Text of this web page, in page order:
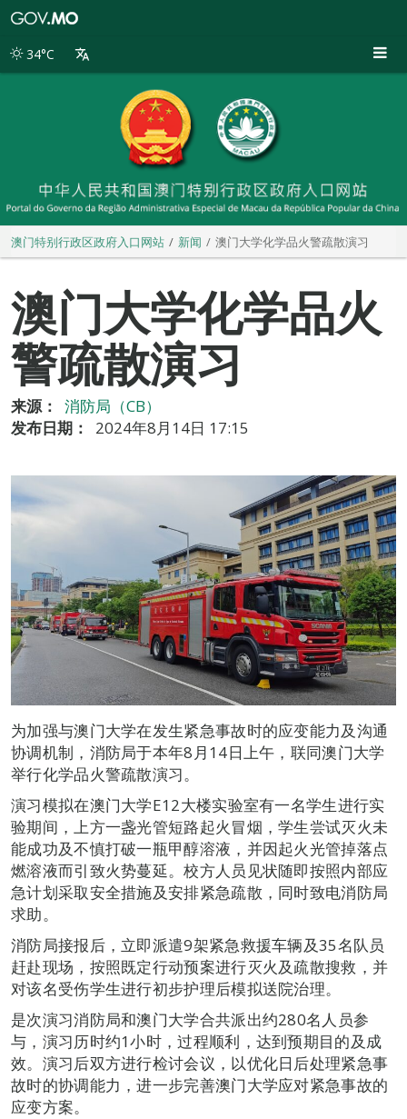
别
34°C
澳门特别行政区政府入口网站 新闻 澳门大学化学品火警疏散演习
澳门大学化学品火
警疏散演习
来源：
消防局（CB）
发布日期：
2024年8月14日 17:15
为加强与澳门大学在发生紧急事故时的应变能力及沟通
协调机制，消防局于本年8月14日上午，联同澳门大学
举行化学品火警疏散演习。
演习模拟在澳门大学E12大楼实验室有一名学生进行实
验期间，上方一盏光管短路起火冒烟，学生尝试灭火未
能成功及不慎打破一瓶甲醇溶液，并因起火光管掉落点
燃溶液而引致火势蔓延。校方人员见状随即按照内部应
急计划采取安全措施及安排紧急疏散，同时致电消防局
求助。
消防局接报后，立即派遣9架紧急救援车辆及35名队员
赶赴现场，按照既定行动预案进行灭火及疏散搜救，并
对该名受伤学生进行初步护理后模拟送院治理。
是次演习消防局和澳门大学合共派出约280名人员参
与，演习历时约1小时，过程顺利，达到预期目的及成
效。演习后双方进行检讨会议，以优化日后处理紧急事
故时的协调能力，进一步完善澳门大学应对紧急事故的
应变方案。